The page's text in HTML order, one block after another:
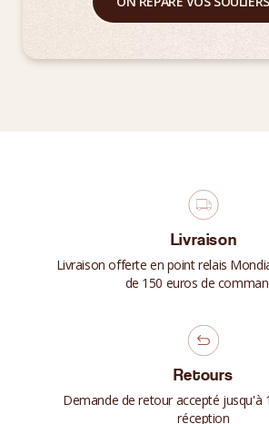
Livraison
Livraison offerte en point relais
de 150 euros de
Retours
Demande de retour accepté jusqu'à
réception